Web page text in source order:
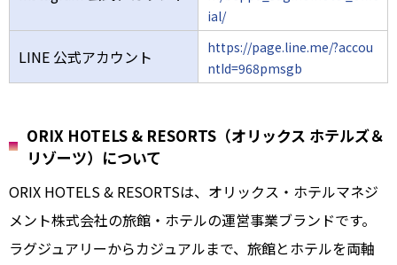
ial/
LINE 公式アカウント
https://page.line.me/?accou
ntId=968pmsgb
ORIX HOTELS & RESORTS（オリックス ホテルズ＆
リゾーツ）について
ORIX HOTELS & RESORTSは、オリックス・ホテルマネジ
メント株式会社の旅館・ホテルの運営事業ブランドです。
ラグジュアリーからカジュアルまで、旅館とホテルを両軸